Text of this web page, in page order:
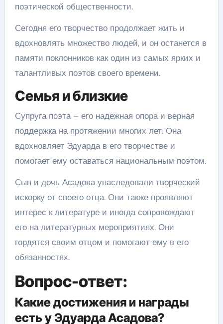
поэтической общественности.
Сегодня его творчество продолжает жить и
вдохновлять множество людей, и он останется в
памяти поклонников как один из самых ярких и
талантливых поэтов своего времени.
Семья и близкие
Супруга поэта – его надежная опора и верная
поддержка на протяжении многих лет. Она
вдохновляет Эдуарда в его творчестве и
помогает ему оставаться национальным поэтом.
Сын и дочь Асадова унаследовали творческий
искорку от своего отца. Они также проявляют
интерес к литературе и иногда сопровождают
его на литературных мероприятиях. Они
гордятся своим отцом и помогают ему в его
обязанностях.
Вопрос-ответ:
Какие достижения и награды
есть у Эдуарда Асадова?